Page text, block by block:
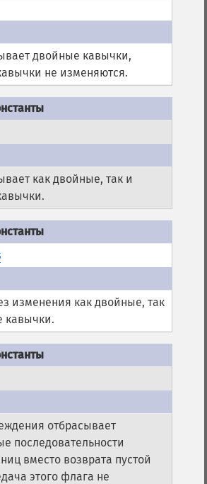
двойные кавычки,
не изменяются.
как двойные, так и
изменения как двойные, так
кавычки.
отбрасывает
последовательности
вместо возврата пустой
этого флага не